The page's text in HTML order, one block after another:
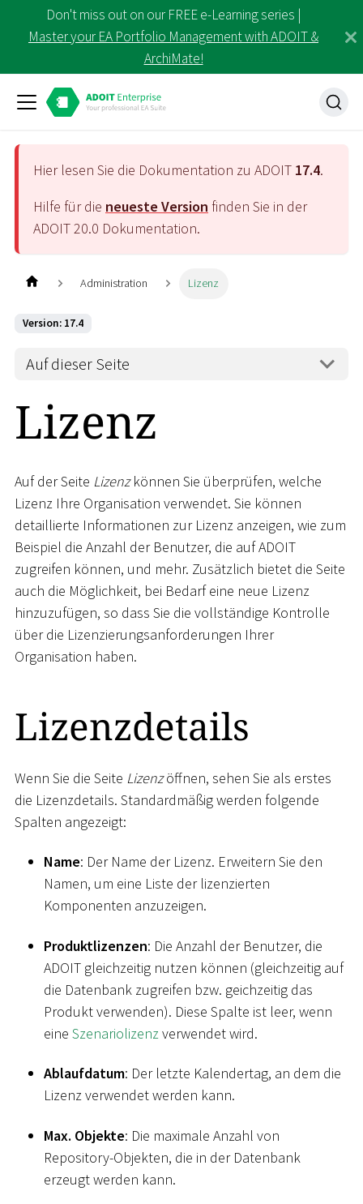
Don't miss out on our FREE e-Learning series |
Master your EA Portfolio Management with ADOIT &
ArchiMate!
Hier lesen Sie die Dokumentation zu ADOIT 17.4.
Hilfe für die neueste Version finden Sie in der
ADOIT20.0 Dokumentation.
Administration Lizenz
Version: 17.4
Auf dieser Seite
Lizenz
Auf der Seite Lizenzkönnen Sie überprüfen, welche
Lizenz Ihre Organisation verwendet. Sie können
detaillierte Informationen zur Lizenz anzeigen, wie zum
Beispiel die Anzahl der Benutzer, die auf ADOIT
zugreifen können, und mehr. Zusätzlich bietet die Seite
auch die Möglichkeit, bei Bedarf eine neue Lizenz
hinzuzufügen, so dass Sie die vollständige Kontrolle
über die Lizenzierungsanforderungen Ihrer
Organisation haben.
Lizenzdetails
Wenn Sie die Seite Lizenzöffnen, sehen Sie als erstes
die Lizenzdetails. Standardmäßig werden folgende
Spalten angezeigt:
Name: Der Name der Lizenz. Erweitern Sie den
Namen, um eine Liste der lizenzierten
Komponenten anzuzeigen.
Produktlizenzen: Die Anzahl der Benutzer, die
ADOIT gleichzeitig nutzen können (gleichzeitig auf
die Datenbank zugreifen bzw. geichzeitig das
Produkt verwenden). Diese Spalte ist leer, wenn
eine Szenariolizenzverwendet wird.
Ablaufdatum: Der letzte Kalendertag, an dem die
Lizenz verwendet werden kann.
Max. Objekte: Die maximale Anzahl von
Repository-Objekten, die in der Datenbank
erzeugt werden kann.